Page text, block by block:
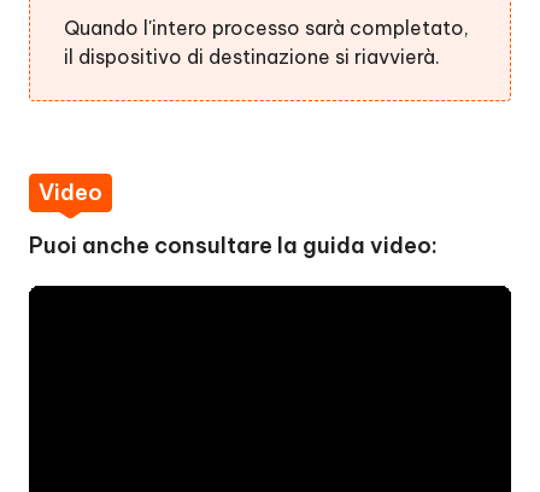
Quando l'intero processo sarà completato,
il dispositivo di destinazione si riavvierà.
Video
Puoi anche consultare la guida video: